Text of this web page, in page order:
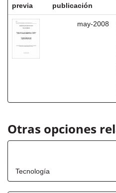
previa
publicación
may-2008
Otras opciones
Tecnología